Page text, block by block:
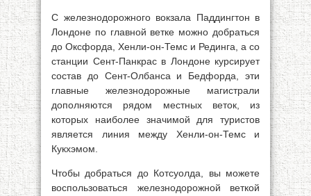
С железнодорожного вокзала Паддингтон в
Лондоне по главной ветке можно добраться
до Оксфорда, Хенли-он-Темс и Рединга, а со
станции Сент-Панкрас в Лондоне курсирует
состав до Сент-Олбанса и Бедфорда, эти
главные железнодорожные магистрали
дополняются рядом местных веток, из
которых наиболее значимой для туристов
является линия между Хенли-он-Темс и
Кукхэмом.
Чтобы добраться до Котсуолда, вы можете
воспользоваться железнодорожной веткой